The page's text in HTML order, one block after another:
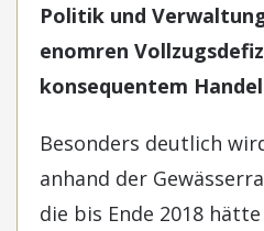
Politik und
enomren
konsequentem
Besonders deutlich
anhand der
die bis Ende 2018